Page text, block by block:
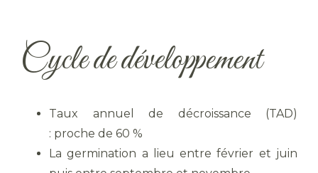
Cycle de développement
Taux annuel de décroissance (TAD)
: proche de 60 %
La germination a lieu entre février et juin